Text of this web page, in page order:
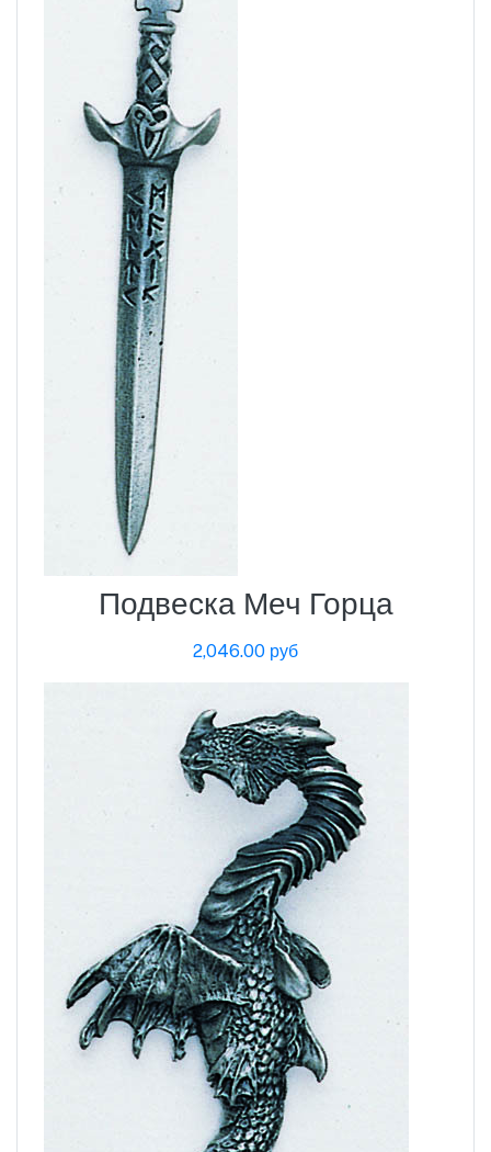
Подвеска Меч Горца
2,046.00 руб